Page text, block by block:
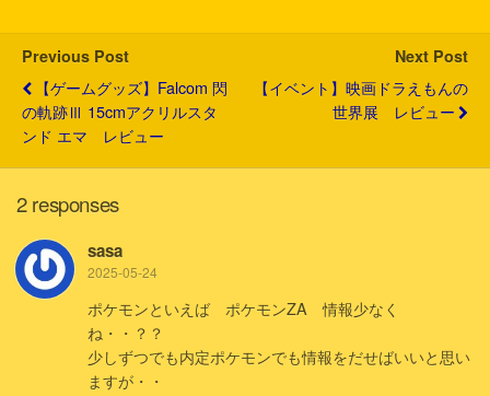
Previous Post
【ゲームグッズ】Falcom 閃
の軌跡Ⅲ 15cmアクリルスタ
ンド エマ レビュー
Next Post
【イベント】映画ドラえもんの
世界展 レビュー
2 responses
sasa
2025-05-24
ポケモンといえば ポケモンZA 情報少なく
ね・・？？
少しずつでも内定ポケモンでも情報をだせばいいと思い
ますが・・